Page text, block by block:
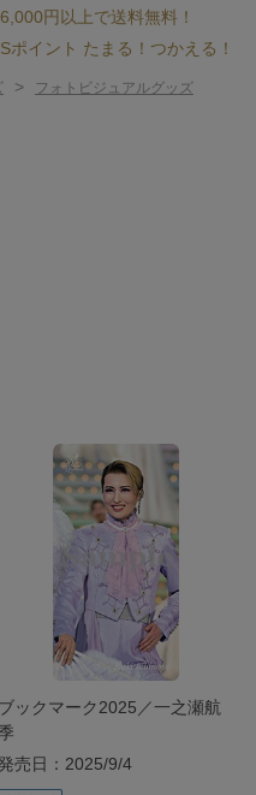
6,000円以上で送料無料！
Sポイント たまる！つかえる！
> フォトビジュアルグッズ
ブックマーク2025／一之瀬航
売日：2025/9/4